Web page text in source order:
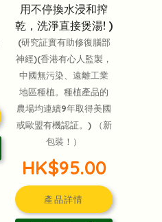
用不停換水浸和搾
乾，洗淨直接煲湯! )
(研究証實有助修復腦部
神經)(香港有心人監製，
中國無污染、遠離工業
地區種植。種植產品的
農場均連續9年取得美國
或歐盟有機認証。) （新
包裝！）
HK$95.00
產品詳情